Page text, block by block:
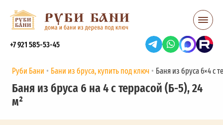
+7 921 585-53-45
Руби Бани Бани из бруса, купить под ключ Баня из бруса 6×4 с
Баня из бруса 6 на 4 с террасой (Б-5), 24
м²